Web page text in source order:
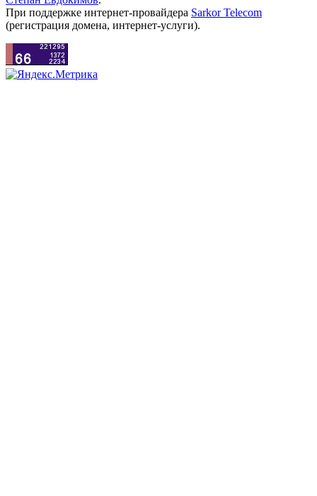
При поддержке интернет-провайдера Sarkor Telecom
(регистрация домена, интернет-услуги).